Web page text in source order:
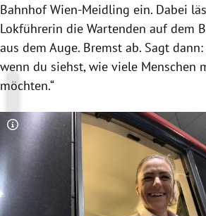
Bahnhof Wien-Meidling ein. Dabei
Lokführerin die Wartenden auf dem
aus dem Auge. Bremst ab. Sagt dann:
wenn du siehst, wie viele Menschen
möchten.“
Copyright-Hinweis öffnen/